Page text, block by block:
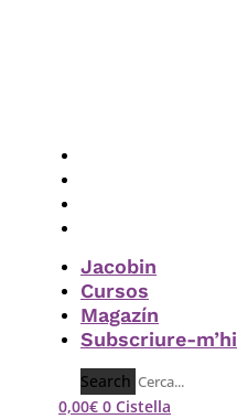
Jacobin
Cursos
Magazín
Subscriure-m’hi
Search
0,00€ 0 Cistella